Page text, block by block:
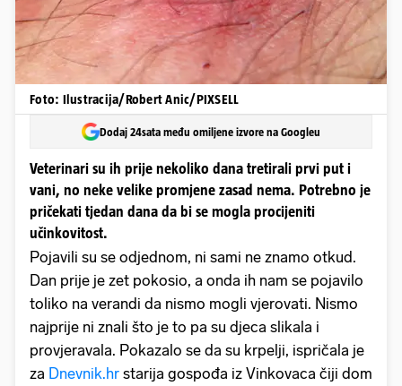
Foto: Ilustracija/Robert Anic/PIXSELL
Dodaj 24sata među omiljene izvore na Googleu
Veterinari su ih prije nekoliko dana tretirali prvi put i
vani, no neke velike promjene zasad nema. Potrebno je
pričekati tjedan dana da bi se mogla procijeniti
učinkovitost.
Pojavili su se odjednom, ni sami ne znamo otkud.
Dan prije je zet pokosio, a onda ih nam se pojavilo
toliko na verandi da nismo mogli vjerovati. Nismo
najprije ni znali što je to pa su djeca slikala i
provjeravala. Pokazalo se da su krpelji, ispričala je
za Dnevnik.hr starija gospođa iz Vinkovaca čiji dom